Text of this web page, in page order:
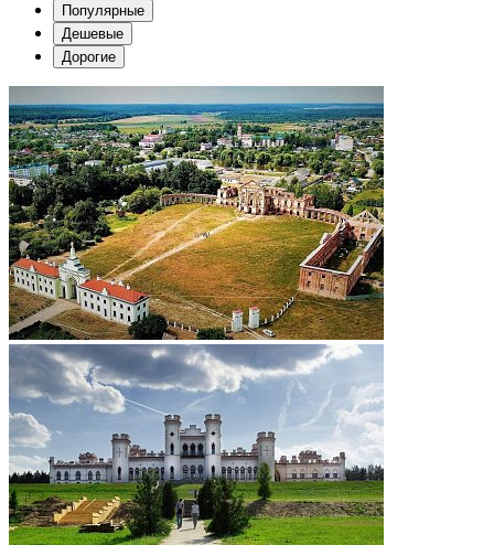
Популярные
Дешевые
Дорогие